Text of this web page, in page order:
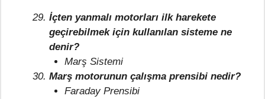
İçten yanmalı motorları ilk harekete
geçirebilmek için kullanılan sisteme ne
denir?
Marş Sistemi
Marş motorunun çalışma prensibi nedir?
Faraday Prensibi